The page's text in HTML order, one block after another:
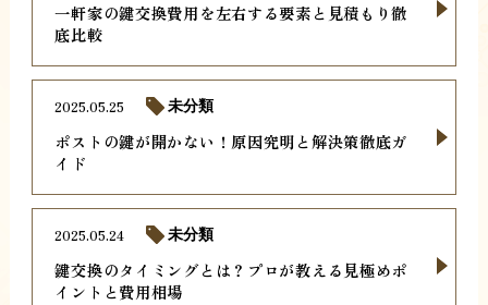
一軒家の鍵交換費用を左右する要素と見積もり徹
底比較
ポストの鍵が開かない！原因究明と解決策徹底ガ
イド
2025.05.25 未分類
鍵交換のタイミングとは？プロが教える見極めポ
イントと費用相場
2025.05.24 未分類